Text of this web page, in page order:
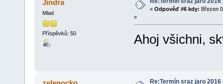
Jindra
Mlad
Příspěvků: 50
« Odpověď #6 kdy: Březen
»
Ahoj všichni,
Re:Termín sraz jaro